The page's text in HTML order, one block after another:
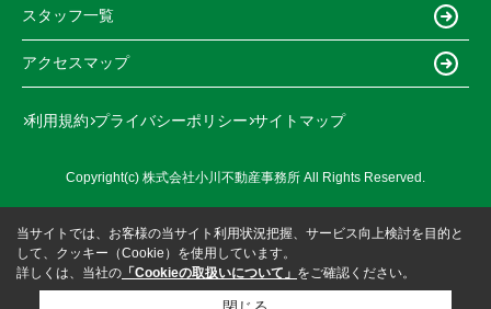
スタッフ一覧
アクセスマップ
利用規約 プライバシーポリシー サイトマップ
Copyright(c) 株式会社小川不動産事務所 All Rights Reserved.
当サイトでは、お客様の当サイト利用状況把握、サービス向上検討を目的と
して、クッキー（Cookie）を使用しています。
詳しくは、当社の 「Cookieの取扱いについて」 をご確認ください。